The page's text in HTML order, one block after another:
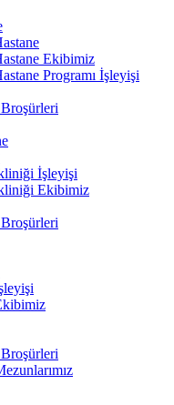
Ekibimiz
Programı İşleyişi
İşleyişi
Ekibimiz